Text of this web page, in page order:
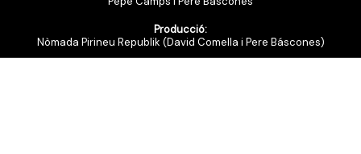
Producció:
Nòmada Pirineu Republik (David Comella i Pere Báscones)